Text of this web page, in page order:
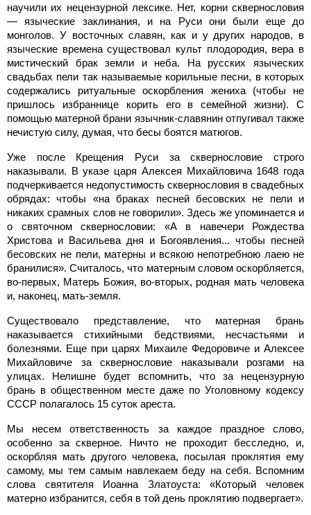
научили их нецензурной лексике. Нет, корни сквернословия
— языческие заклинания, и на Руси они были еще до
монголов. У восточных славян, как и у других народов, в
языческие времена существовал культ плодородия, вера в
мистический брак земли и неба. На русских языческих
свадьбах пели так называемые корильные песни, в которых
содержались ритуальные оскорбления жениха (чтобы не
пришлось избраннице корить его в семейной жизни). С
помощью матерной брани язычник-славянин отпугивал также
нечистую силу, думая, что бесы боятся матюгов.
Уже после Крещения Руси за сквернословие строго
наказывали. В указе царя Алексея Михайловича 1648 года
подчеркивается недопустимость сквернословия в свадебных
обрядах: чтобы «на браках песней бесовских не пели и
никаких срамных слов не говорили». Здесь же упоминается и
о святочном сквернословии: «А в навечери Рождества
Христова и Васильева дня и Богоявления... чтобы песней
бесовских не пели, матерны и всякою непотребною лаею не
бранилися». Считалось, что матерным словом оскорбляется,
во-первых, Матерь Божия, во-вторых, родная мать человека
и, наконец, мать-земля.
Существовало представление, что матерная брань
наказывается стихийными бедствиями, несчастьями и
болезнями. Еще при царях Михаиле Федоровиче и Алексее
Михайловиче за сквернословие наказывали розгами на
улицах. Нелишне будет вспомнить, что за нецензурную
брань в общественном месте даже по Уголовному кодексу
СССР полагалось 15 суток ареста.
Мы несем ответственность за каждое праздное слово,
особенно за скверное. Ничто не проходит бесследно, и,
оскорбляя мать другого человека, посылая проклятия ему
самому, мы тем самым навлекаем беду на себя. Вспомним
слова святителя Иоанна Златоуста: «Который человек
матерно избранится, себя в той день проклятию подвергает».